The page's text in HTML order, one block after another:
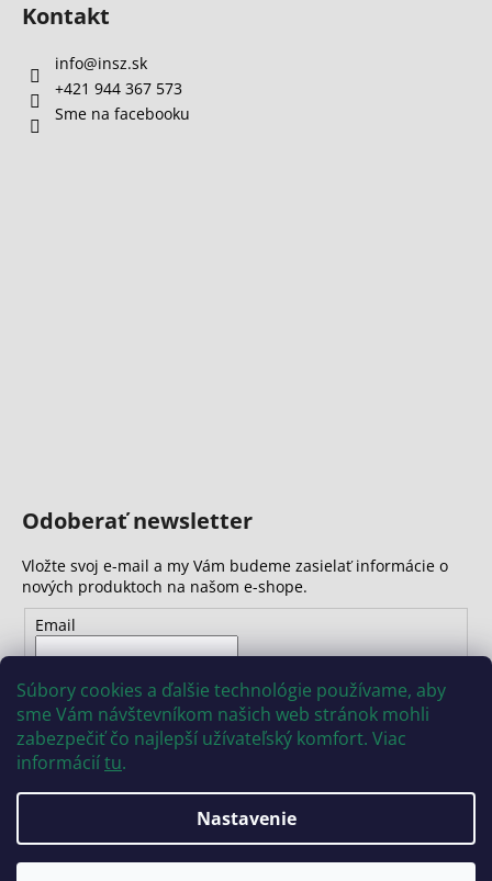
Súbory cookies a ďalšie technológie používame, aby
sme Vám návštevníkom našich web stránok mohli
zabezpečiť čo najlepší užívateľský komfort. Viac
informáciítu.
Nastavenie
Kontakt
info@insz.sk
+421 944 367 573
Sme na facebooku
Odoberať newsletter
Vložte svoj e-mail a my Vám budeme zasielať informácie o
nových produktoch na našom e-shope.
Email
osobných údajov
PRIHLÁSIŤ SA
Copyright 2026INSIZE. Všetky práva vyhradené.Upraviť